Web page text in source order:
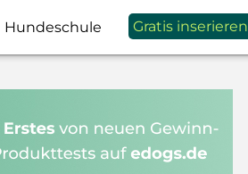
Hundeschule Gratis inserieren